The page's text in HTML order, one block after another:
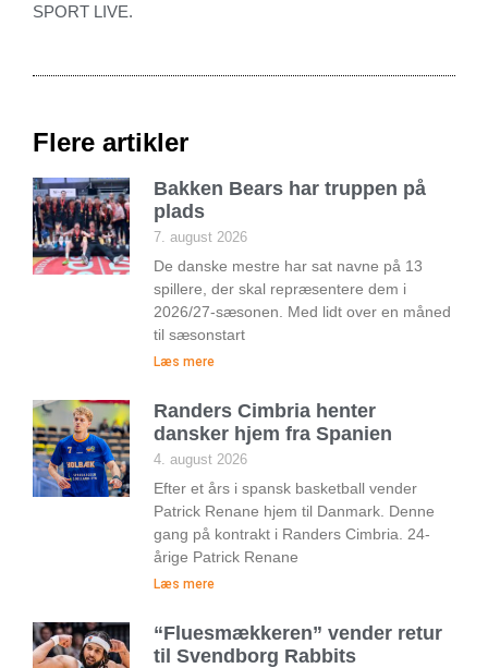
SPORT LIVE.
Flere artikler
Bakken Bears har truppen på
plads
7. august 2026
De danske mestre har sat navne på 13
spillere, der skal repræsentere dem i
2026/27-sæsonen. Med lidt over en måned
til sæsonstart
Læs mere
Randers Cimbria henter
dansker hjem fra Spanien
4. august 2026
Efter et års i spansk basketball vender
Patrick Renane hjem til Danmark. Denne
gang på kontrakt i Randers Cimbria. 24-
årige Patrick Renane
Læs mere
“Fluesmækkeren” vender retur
til Svendborg Rabbits